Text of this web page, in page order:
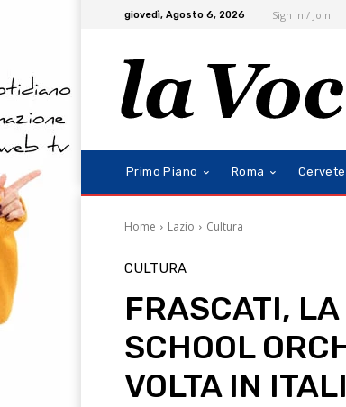
giovedì, Agosto 6, 2026 Sign in / Join
Primo Piano Roma
Home Lazio Cultura
CULTURA
FRASCATI,
SCHOOL
VOLTA IN